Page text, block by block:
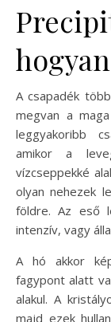
A csapadék
megvan a
leggyakoribb
amikor a
vízcseppekké
olyan nehezek
földre. Az eső
intenzív, vagy
A hó akkor
fagypont alatt
alakul. A
majd ezek